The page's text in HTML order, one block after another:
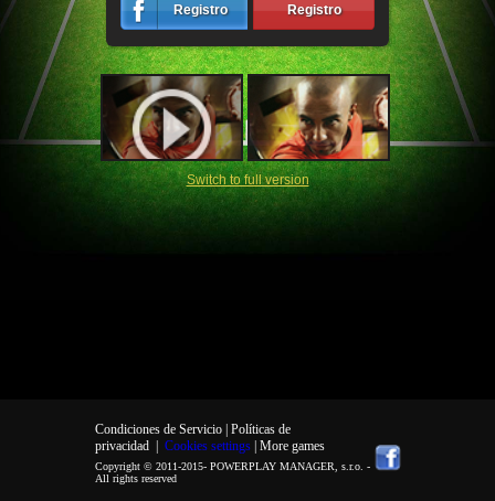
Registro Registro
Switch to full version
Condiciones de Servicio | Políticas de
privacidad| Cookies settings | More games
Copyright © 2011-2015- POWERPLAY MANAGER, s.r.o. -
All rights reserved